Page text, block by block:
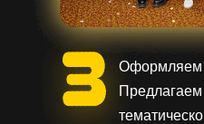
Оформляем